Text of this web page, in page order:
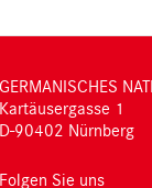
GERMANISCHES
Kartäusergasse 1
D-90402 Nürnberg
Folgen Sie uns